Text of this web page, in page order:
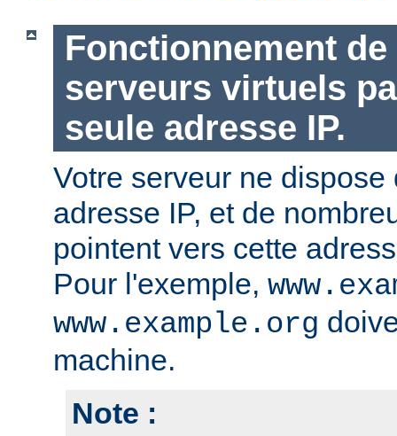
Fonctionnement
serveurs virtuels
seule adresse IP.
Votre serveur ne
adresse IP, et de
pointent vers cette
Pour l'exemple,
www.example.org
machine.
Note :